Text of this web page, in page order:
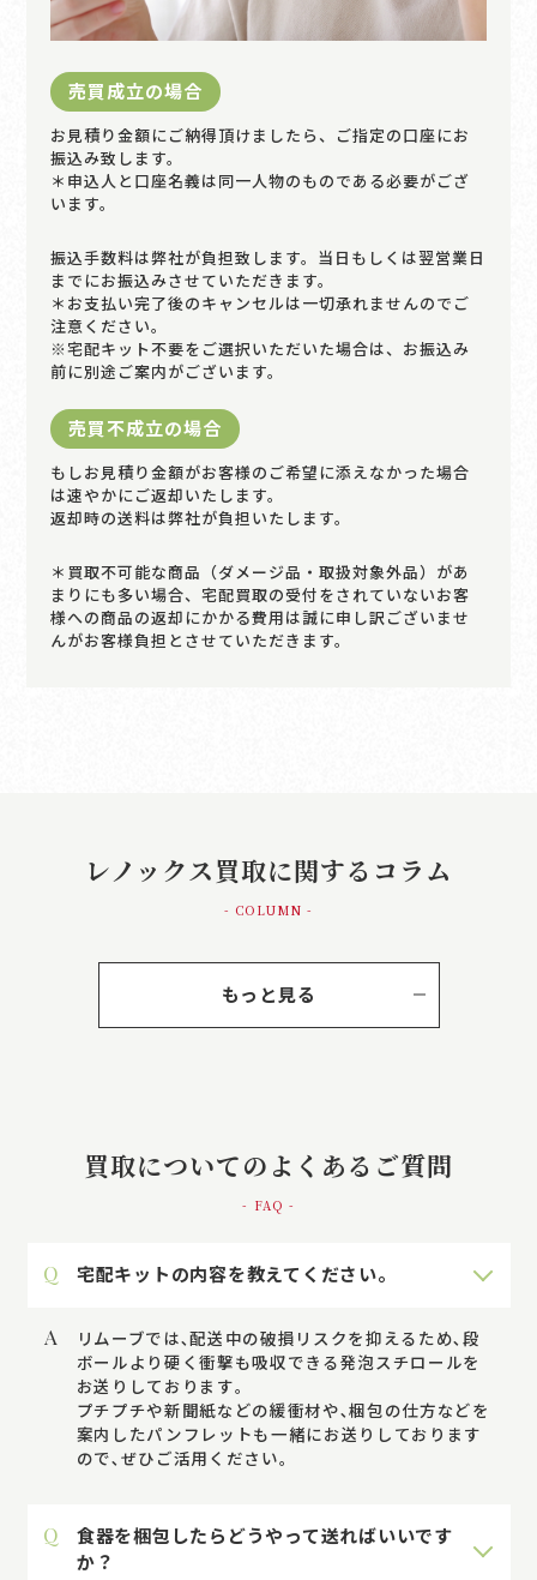
売買成立の場合
お見積り金額にご納得頂けましたら、ご指定の口座にお
振込み致します。
＊申込人と口座名義は同一人物のものである必要がござ
います。
振込手数料は弊社が負担致します。当日もしくは翌営業日
までにお振込みさせていただきます。
＊お支払い完了後のキャンセルは一切承れませんのでご
注意ください。
※宅配キット不要をご選択いただいた場合は、お振込み
前に別途ご案内がございます。
売買不成立の場合
もしお見積り金額がお客様のご希望に添えなかった場合
は速やかにご返却いたします。
返却時の送料は弊社が負担いたします。
＊買取不可能な商品（ダメージ品・取扱対象外品）があ
まりにも多い場合、宅配買取の受付をされていないお客
様への商品の返却にかかる費用は誠に申し訳ございませ
んがお客様負担とさせていただきます。
レノックス買取に関するコラム
- COLUMN -
もっと見る
買取についてのよくあるご質問
- FAQ -
Q 宅配キットの内容を教えてください。
A
リムーブでは､配送中の破損リスクを抑えるため､段
ボールより硬く衝撃も吸収できる発泡スチロールを
お送りしております｡
プチプチや新聞紙などの緩衝材や､梱包の仕方などを
案内したパンフレットも一緒にお送りしております
ので､ぜひご活用ください。
Q
食器を梱包したらどうやって送ればいいです
か？